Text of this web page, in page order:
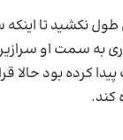
طول نکشید تا
به سمت او
کرده بود حالا
کند.